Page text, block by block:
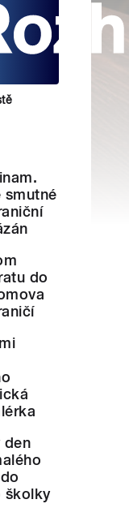
smutné
do
den
školky